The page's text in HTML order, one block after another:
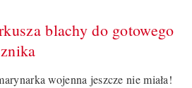
blachy do gotowego
wojenna jeszcze nie miała!